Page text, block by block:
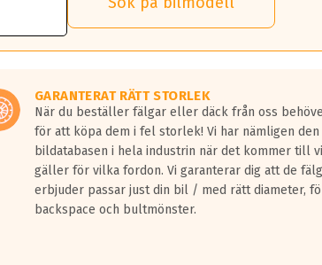
betyg A gentemot
med svarta vågor
tillåtna enligt nya
GARANTERAT RÄTT STORLEK
När du beställer fälgar eller däck från oss
för att köpa dem i fel storlek! Vi har nämligen
bildatabasen i hela industrin när det kommer till
gäller för vilka fordon. Vi garanterar dig att de
erbjuder passar just din bil / med rätt diameter,
backspace och bultmönster.